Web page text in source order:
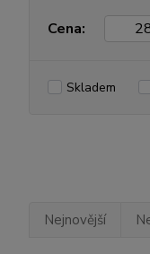
Cena:
Skladem
Nejnovější